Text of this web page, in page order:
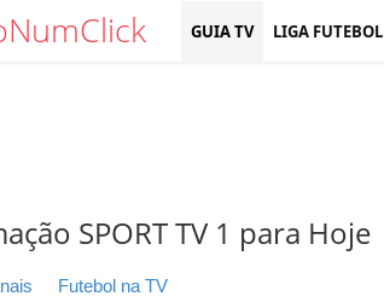
GUIA TV LIGA FUTEBOL
SPORT TV 1 para Hoje
Futebol na TV